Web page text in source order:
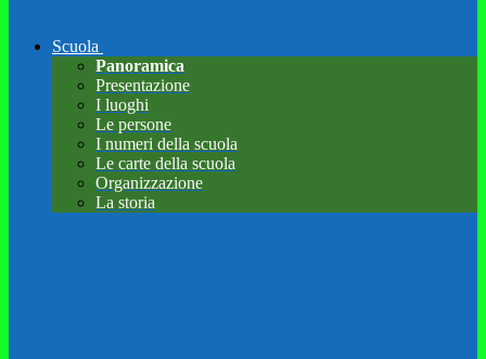
Scuola
Panoramica
Presentazione
I luoghi
Le persone
I numeri della scuola
Le carte della scuola
Organizzazione
La storia